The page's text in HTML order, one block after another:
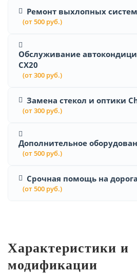
Ремонт выхлопных систем
(от 500 руб.)
Обслуживание
CX20
(от 300 руб.)
Замена стекол и оптики
(от 300 руб.)
Дополнительное
(от 500 руб.)
Срочная помощь на
(от 500 руб.)
Характеристики и
модификации